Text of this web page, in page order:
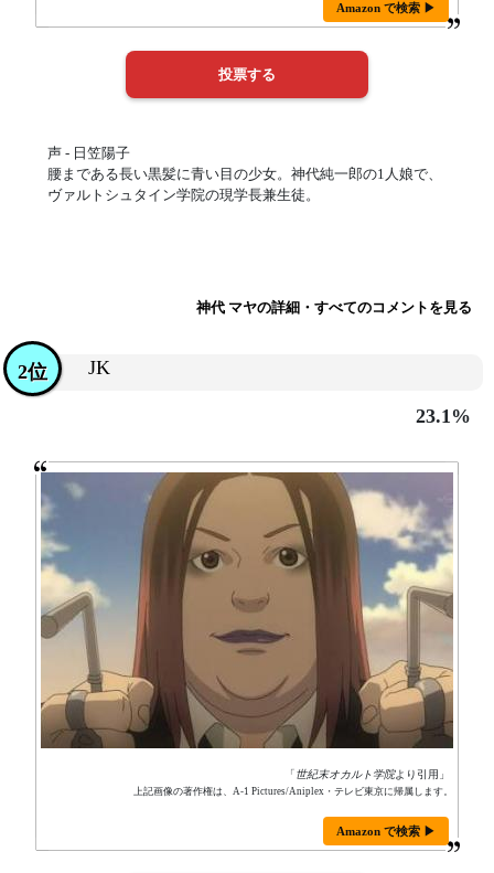
Amazon で検索 ▶
声 - 日笠陽子
腰まである長い黒髪に青い目の少女。神代純一郎の1人娘で、
ヴァルトシュタイン学院の現学長兼生徒。
神代 マヤの詳細・すべてのコメントを見る
JK
2位
23.1%
「世紀末オカルト学院より引用」
上記画像の著作権は、A-1 Pictures/Aniplex・テレビ東京に帰属します。
Amazon で検索 ▶